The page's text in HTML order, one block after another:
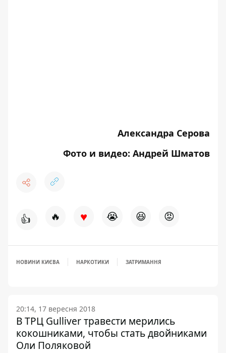
Александра Серова
Фото и видео: Андрей Шматов
👍 🔥 ♥ 😭 😆 😡
НОВИНИ КИЄВА НАРКОТИКИ ЗАТРИМАННЯ
20:14, 17 вересня 2018
В ТРЦ Gulliver травести мерились
кокошниками, чтобы стать двойниками
Оли Поляковой